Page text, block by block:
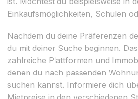
Einkaufsmöglichkeiten, Schulen
Nachdem du deine Präferenzen
du mit deiner Suche beginnen.
zahlreiche Plattformen und
denen du nach passenden
suchen kannst. Informiere dich
Mietpreise in den verschiedenen